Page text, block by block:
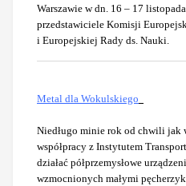
Warszawie w dn. 16 – 17
przedstawiciele Komisji
i Europejskiej Rady ds. Nauki.
Metal dla Wokulskiego
Niedługo minie rok od chwili jak
współpracy z Instytutem
działać półprzemysłowe
wzmocnionych małymi